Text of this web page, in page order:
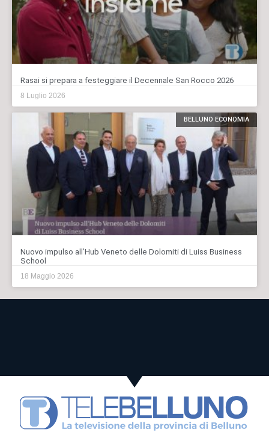
Rasai si prepara a festeggiare il Decennale San Rocco 2026
8 Luglio 2026
BELLUNO ECONOMIA
Nuovo impulso all’Hub Veneto delle Dolomiti di Luiss Business
School
18 Maggio 2026